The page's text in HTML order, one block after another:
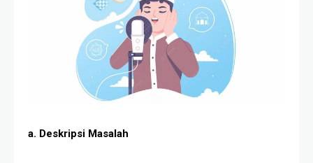
a. Deskripsi Masalah